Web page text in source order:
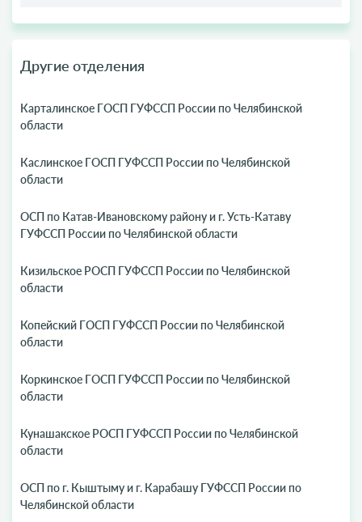
Другие отделения
Карталинское ГОСП ГУФССП России по Челябинской
области
Каслинское ГОСП ГУФССП России по Челябинской
области
ОСП по Катав-Ивановскому району и г. Усть-Катаву
ГУФССП России по Челябинской области
Кизильское РОСП ГУФССП России по Челябинской
области
Копейский ГОСП ГУФССП России по Челябинской
области
Коркинское ГОСП ГУФССП России по Челябинской
области
Кунашакское РОСП ГУФССП России по Челябинской
области
ОСП по г. Кыштыму и г. Карабашу ГУФССП России по
Челябинской области